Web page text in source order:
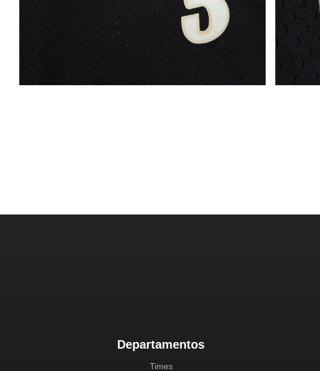
Departamentos
Times